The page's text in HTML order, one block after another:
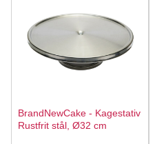
BrandNewCake - Kagestativ
Rustfrit stål, Ø32 cm